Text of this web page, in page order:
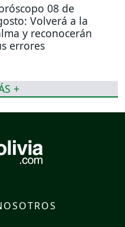
08 de
Volverá a la
y reconocerán
errores
+